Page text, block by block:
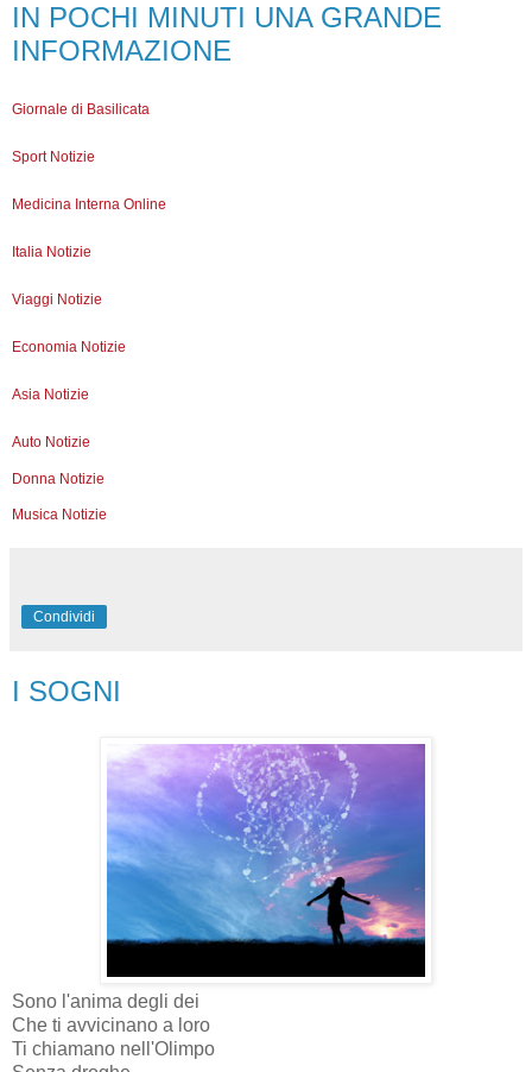
IN POCHI MINUTI UNA GRANDE
INFORMAZIONE
Giornale di Basilicata
Sport Notizie
Medicina Interna Online
Italia Notizie
Viaggi Notizie
Economia Notizie
Asia Notizie
Auto Notizie
Donna Notizie
Musica Notizie
Condividi
I SOGNI
Sono l'anima degli dei
Che ti avvicinano a loro
Ti chiamano nell'Olimpo